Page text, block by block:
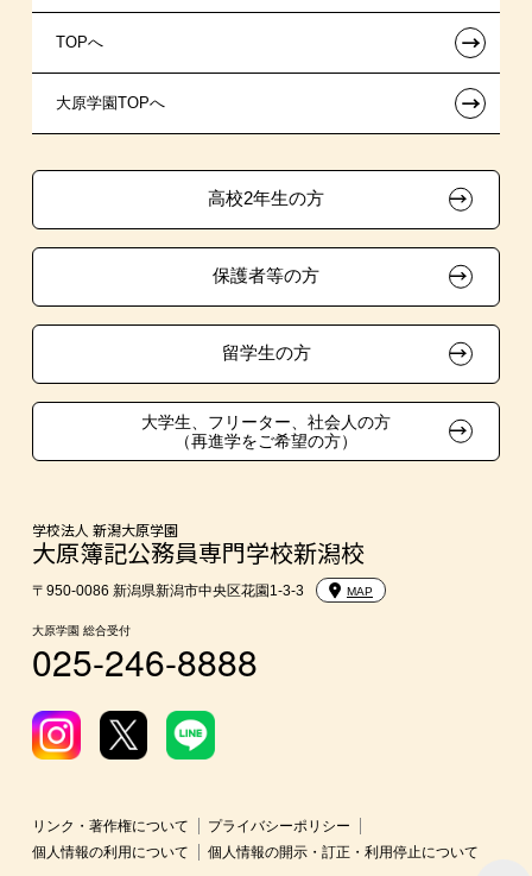
試験による特待生制度
資格・クラブ活動による特待生制度
指定校自己推薦入学
特別推薦入学
生徒会活動推薦入学
在校生・卒業生紹介推薦入学
大学生・短期大学生特別入学
学費
東京経営大学への3年次編入学
入学前のおすすめ学習システム
大学・短期大学・公務員併願制度
施設・研修所
大原の資格サポート制度
在校生へのお知らせ
採用ご担当の方
TOPへ ←
大原学園TOPへ ←
高校2年生の方
保護者等の方
留学生の方
大学生、フリーター、社会人の方
（再進学をご希望の方）
学校法人 新潟大原学園
大原簿記公務員専門学校新潟校
〒950-0086 新潟県新潟市中央区花園1-3-3 MAP
大原学園 総合受付
025-246-8888
リンク・著作権について
プライバシーポリシー
個人情報の利用について
個人情報の開示・訂正・利用停止について